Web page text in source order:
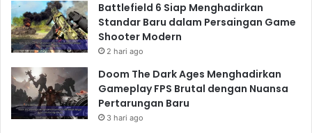
Battlefield 6 Siap Menghadirkan
Standar Baru dalam Persaingan Game
Shooter Modern
2 hari ago
Doom The Dark Ages Menghadirkan
Gameplay FPS Brutal dengan Nuansa
Pertarungan Baru
3 hari ago